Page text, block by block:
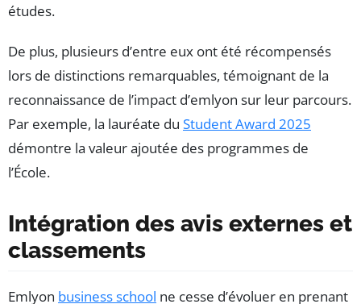
études.
De plus, plusieurs d’entre eux ont été récompensés
lors de distinctions remarquables, témoignant de la
reconnaissance de l’impact d’emlyon sur leur parcours.
Par exemple, la lauréate du Student Award 2025
démontre la valeur ajoutée des programmes de
l’École.
Intégration des avis externes et
classements
Emlyon business school ne cesse d’évoluer en prenant